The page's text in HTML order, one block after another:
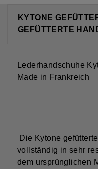
KYTONE
GEFÜTTERTE
Lederhandschuhe
Made in Frankreich
Die Kytone
vollständig in sehr
dem ursprünglichen